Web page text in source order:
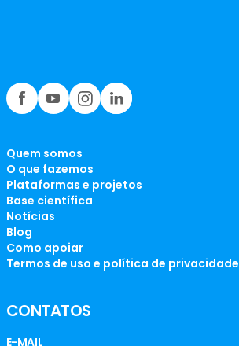
Quem somos
O que fazemos
Plataformas e projetos
Base científica
Notícias
Blog
Como apoiar
Termos de uso e política de privacidade
CONTATOS
E-MAIL